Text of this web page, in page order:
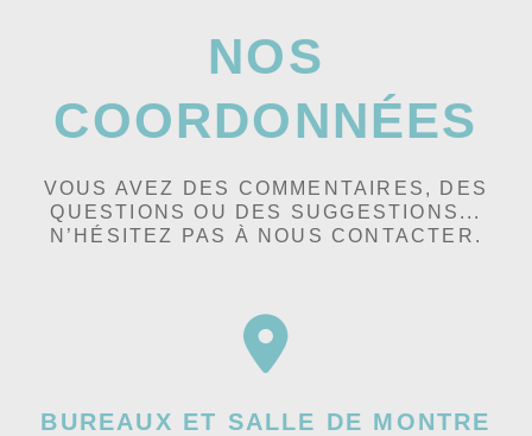
NOS
COORDONNÉES
VOUS AVEZ DES COMMENTAIRES, DES
QUESTIONS OU DES SUGGESTIONS...
N’HÉSITEZ PAS À NOUS CONTACTER.
BUREAUX ET SALLE DE MONTRE